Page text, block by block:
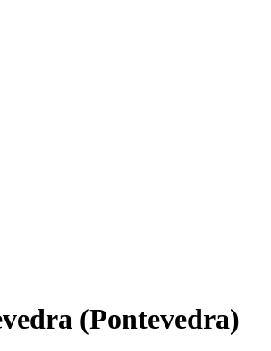
(Pontevedra)